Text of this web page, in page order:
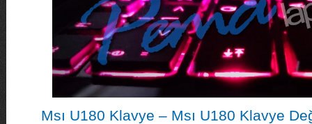
Msı U180 Klavye – Msı U180 Klavye